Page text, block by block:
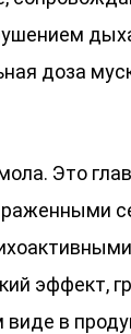
доза
Это
эффект,
виде в